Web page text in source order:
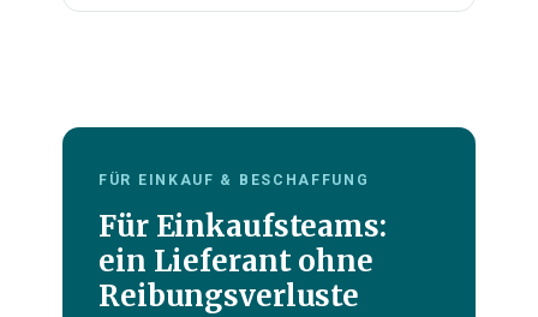
FÜR EINKAUF & BESCHAFFUNG
Für Einkaufsteams:
ein Lieferant ohne
Reibungsverluste